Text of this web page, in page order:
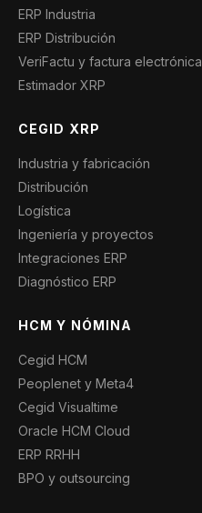
ERP Industria
ERP Distribución
VeriFactu y factura electrónica
Estimador XRP
CEGID XRP
Industria y fabricación
Distribución
Logística
Ingeniería y proyectos
Integraciones ERP
Diagnóstico ERP
HCM Y NÓMINA
Cegid HCM
Peoplenet y Meta4
Cegid Visualtime
Oracle HCM Cloud
ERP RRHH
BPO y outsourcing